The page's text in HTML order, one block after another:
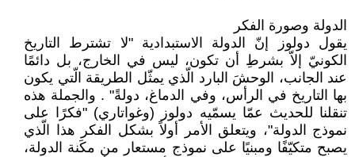
الدولة وصورة الفكر
يقول دولوز إنّ الدولة الاستبدادية "لا تشترط ‏التاريخ
الكونيّ إلاّ بشرطِ أن تكون، ليس في ‏الخارج، بل دائمًا
عند الجانب، الوحشَ البارد الّذي ‏يمثّل الطريقة الّتي يكون
بها التاريخ في الرأس، وفي ‏الدماغ، دولةً"‏ ‏. والجملة هذه
تنقلنا للحديث ‏عمّا يسمّيه دولوز (وغواتاري) "فكرًا على
نموذج ‏الدولة"، ويتعلق الأمر أولاً بشكل الفكر هذا ‏الّذي
يصبح متكيّفًا ومبنيًا على نموذج مستعار من ‏مكَنة الدولة،